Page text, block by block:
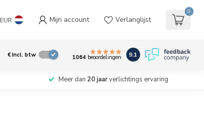
EUR Mijn account Verlanglijst
0
€Incl. btw 1064beoordelingen 9.1
Meer dan 20 jaarverlichtings ervaring